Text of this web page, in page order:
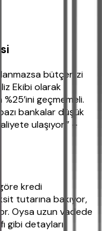
bütçenizi
Ekibi olarak
geçmemeli.
bankalar düşük
ulaşıyor.” –
kredi
tutarına bakıyor,
Oysa uzun vadede
gibi detayları